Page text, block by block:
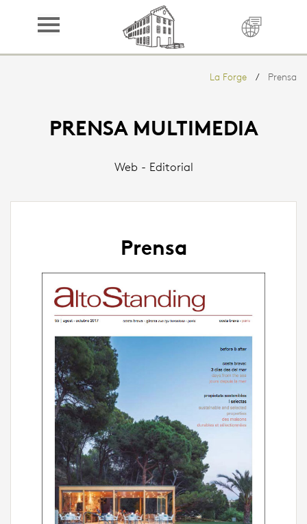
LA FORGE
Reservar
Socios
La Forge Prensa
PRENSA MULTIMEDIA
Web - Editorial
Prensa